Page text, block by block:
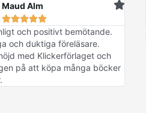
Maud Alm

och positivt bemötande.
och duktiga föreläsare.
med Klickerförlaget och
på att köpa många böcker